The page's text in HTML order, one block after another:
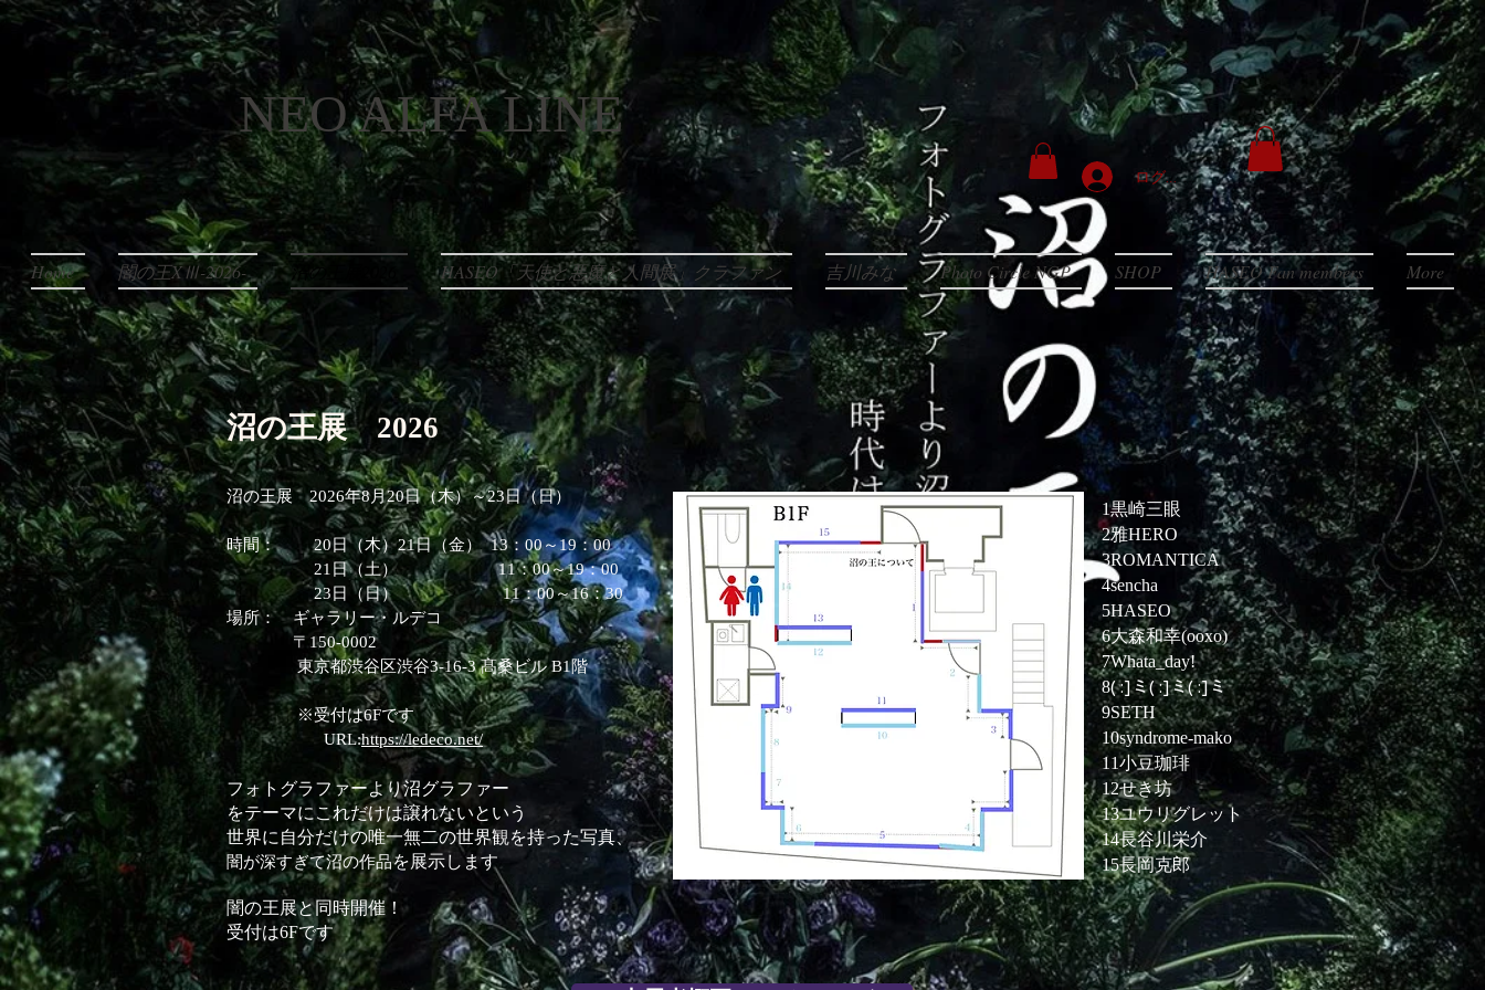
NEO ALFA LINE
ログイン
Home 闇の王XⅢ-2026- 沼の王展2026 HASEO「天使と悪魔と人間展」クラファン 吉川みな Photo Circle NGP SHOP HASEO Fan members More
沼の王展 2026
沼の王展 2026年8月20日（木）～23日（日）
​時間： 20日（木）21日（金） 13：00～19：00
21日（土） 11：00～19：00
23日（日） 11：00～16：30
場所： ギャラリー・ルデコ
〒150-0002
東京都渋谷区渋谷3-16-3 髙桑ビル B1階
※受付は6Fです
URL:https://ledeco.net/
フォトグラファーより沼グラファー
をテーマにこれだけは譲れないという
世界に自分だけの唯一無二の世界観を持った写真​、
闇が深すぎて沼の作品を展示し ます
闇の王展と同時開催！
​受付は6Fです
1黒崎三眼
2雅HERO
3ROMANTICA
4sencha
5HASEO
6大森和幸(ooxo)
7Whata_day!
8( :]ミ( :]ミ( :]ミ
9SETH
10syndrome-mako
11小豆珈琲
12せき坊
13ユウリグレット
14長谷川栄介
15長岡克郎